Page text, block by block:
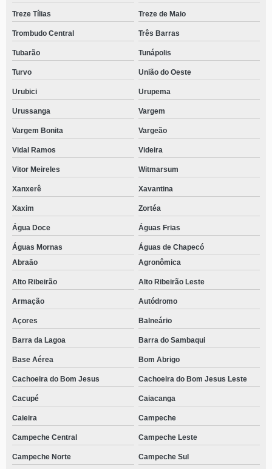
Treze Tílias Treze de Maio
Trombudo Central Três Barras
Tubarão Tunápolis
Turvo União do Oeste
Urubici Urupema
Urussanga Vargem
Vargem Bonita Vargeão
Vidal Ramos Videira
Vitor Meireles Witmarsum
Xanxerê Xavantina
Xaxim Zortéa
Água Doce Águas Frias
Águas Mornas
Águas de Chapecó
Abraão
Agronômica
Alto Ribeirão Alto Ribeirão Leste
Armação Autódromo
Açores Balneário
Barra da Lagoa Barra do Sambaqui
Base Aérea Bom Abrigo
Cachoeira do Bom Jesus Cachoeira do Bom Jesus Leste
Cacupé Caiacanga
Caieira Campeche
Campeche Central Campeche Leste
Campeche Norte Campeche Sul